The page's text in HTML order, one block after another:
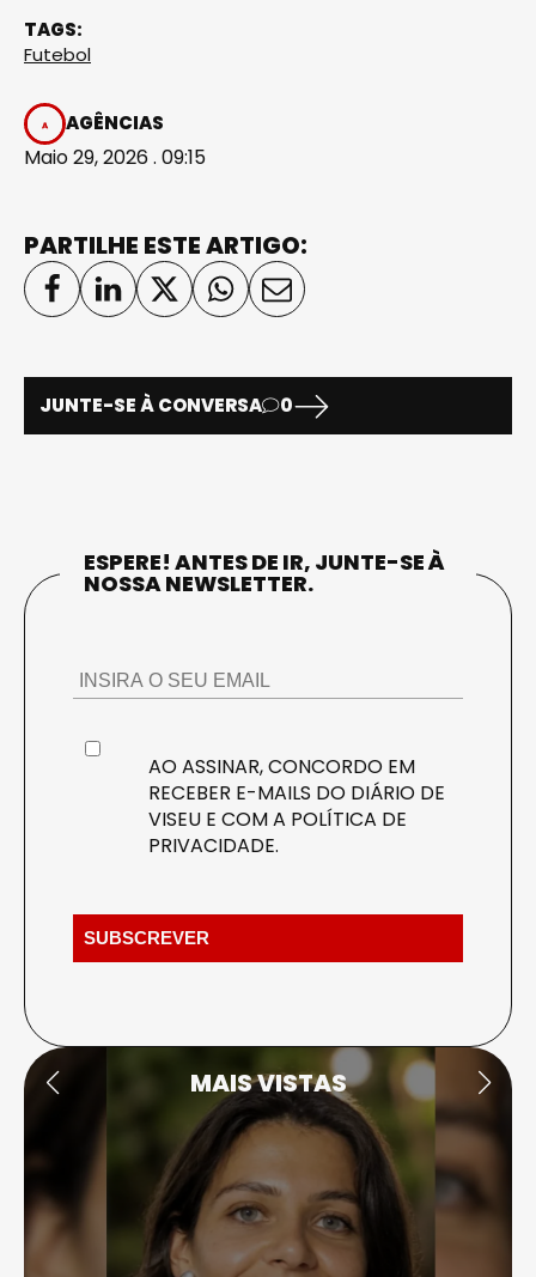
TAGS:
Futebol
AGÊNCIAS
Maio 29, 2026 . 09:15
PARTILHE ESTE ARTIGO:
JUNTE-SE À CONVERSA 0
ESPERE! ANTES DE IR, JUNTE-SE À
NOSSA NEWSLETTER.
AO ASSINAR, CONCORDO EM
RECEBER E-MAILS DO DIÁRIO DE
VISEU E COM A POLÍTICA DE
PRIVACIDADE.
MAIS VISTAS